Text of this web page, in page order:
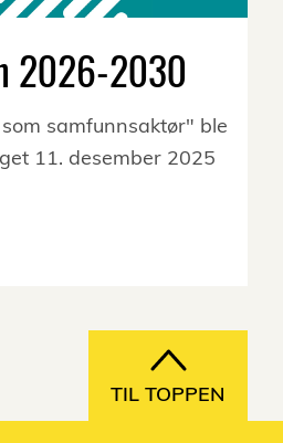
2026-2030
samfunnsaktør" ble
11. desember 2025
TIL TOPPEN